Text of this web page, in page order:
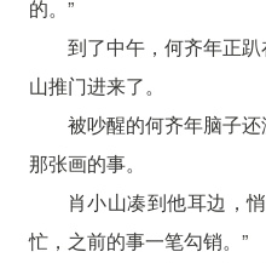
的。”
到了中午，何齐年正
山推门进来了。
被吵醒的何齐年脑子
那张画的事。
肖小山凑到他耳边，
忙，之前的事一笔勾销。”